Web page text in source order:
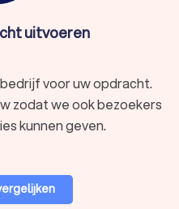
uitvoeren
voor uw opdracht.
zodat we ook bezoekers
kunnen geven.